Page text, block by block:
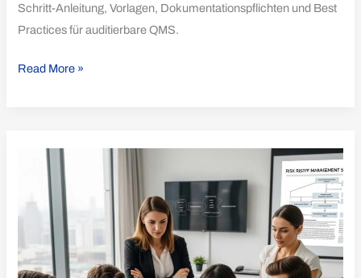
Schritt-Anleitung, Vorlagen, Dokumentationspflichten und Best
Practices für auditierbare QMS.
Read More »
Denken
Qualitätsmanagement